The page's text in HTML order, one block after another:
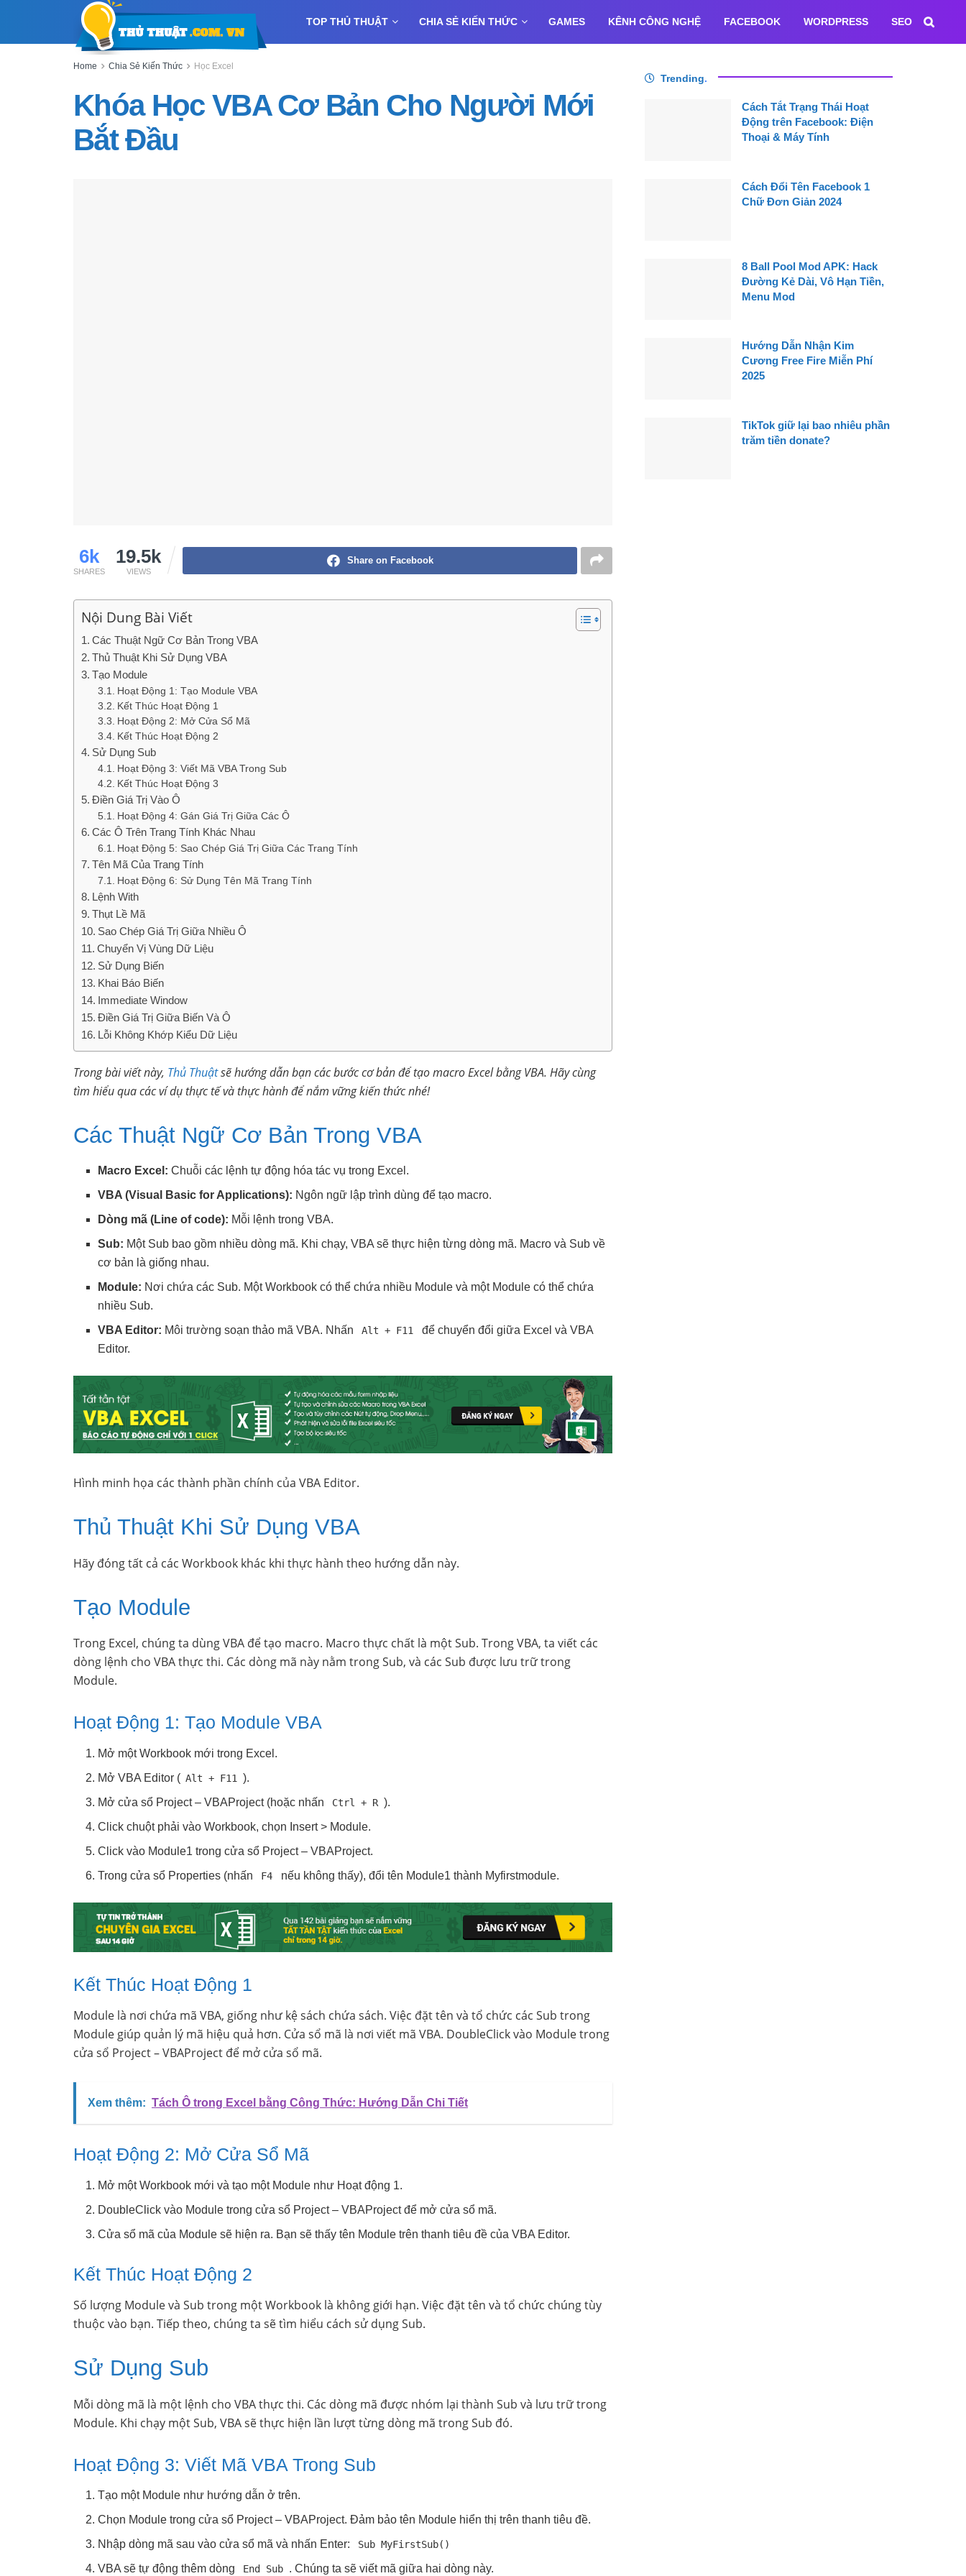
TOP THỦ THUẬT CHIA SẺ KIẾN THỨC GAMES KÊNH CÔNG NGHỆ FACEBOOK WORDPRESS SEO
Home Chia Sẻ Kiến Thức Học Excel
Khóa Học VBA Cơ Bản Cho Người Mới
Bắt Đầu
6k
SHARES
19.5k
VIEWS
Share on Facebook
Nội Dung Bài Viết
Các Thuật Ngữ Cơ Bản Trong VBA
Thủ Thuật Khi Sử Dụng VBA
Tạo Module
Hoạt Động 1: Tạo Module VBA
Kết Thúc Hoạt Động 1
Hoạt Động 2: Mở Cửa Sổ Mã
Kết Thúc Hoạt Động 2
Sử Dụng Sub
Hoạt Động 3: Viết Mã VBA Trong Sub
Kết Thúc Hoạt Động 3
Điền Giá Trị Vào Ô
Hoạt Động 4: Gán Giá Trị Giữa Các Ô
Các Ô Trên Trang Tính Khác Nhau
Hoạt Động 5: Sao Chép Giá Trị Giữa Các Trang Tính
Tên Mã Của Trang Tính
Hoạt Động 6: Sử Dụng Tên Mã Trang Tính
Lệnh With
Thụt Lề Mã
Sao Chép Giá Trị Giữa Nhiều Ô
Chuyển Vị Vùng Dữ Liệu
Sử Dụng Biến
Khai Báo Biến
Immediate Window
Điền Giá Trị Giữa Biến Và Ô
Lỗi Không Khớp Kiểu Dữ Liệu
Trong bài viết này, Thủ Thuậtsẽ hướng dẫn bạn các bước cơ bản để tạo macro Excel bằng VBA. Hãy cùng
tìm hiểu qua các ví dụ thực tế và thực hành để nắm vững kiến thức nhé!
Các Thuật Ngữ Cơ Bản Trong VBA
Macro Excel: Chuỗi các lệnh tự động hóa tác vụ trong Excel.
VBA (Visual Basic for Applications): Ngôn ngữ lập trình dùng để tạo macro.
Dòng mã (Line of code): Mỗi lệnh trong VBA.
Sub: Một Sub bao gồm nhiều dòng mã. Khi chạy, VBA sẽ thực hiện từng dòng mã. Macro và Sub về
cơ bản là giống nhau.
Module: Nơi chứa các Sub. Một Workbook có thể chứa nhiều Module và một Module có thể chứa
nhiều Sub.
VBA Editor: Môi trường soạn thảo mã VBA. Nhấn Alt + F11
để chuyển đổi giữa Excel và VBA
Editor.
Hình minh họa các thành phần chính của VBA Editor.
Thủ Thuật Khi Sử Dụng VBA
Hãy đóng tất cả các Workbook khác khi thực hành theo hướng dẫn này.
Tạo Module
Trong Excel, chúng ta dùng VBA để tạo macro. Macro thực chất là một Sub. Trong VBA, ta viết các
dòng lệnh cho VBA thực thi. Các dòng mã này nằm trong Sub, và các Sub được lưu trữ trong
Module.
Hoạt Động 1: Tạo Module VBA
Mở một Workbook mới trong Excel.
Mở VBA Editor ( Alt + F11
).
Mở cửa sổ Project – VBAProject (hoặc nhấn
Ctrl + R ).
Click chuột phải vào Workbook, chọn Insert > Module.
Click vào Module1 trong cửa sổ Project – VBAProject.
Trong cửa sổ Properties (nhấn
F4 nếu không thấy), đổi tên Module1 thành Myfirstmodule.
Kết Thúc Hoạt Động 1
Module là nơi chứa mã VBA, giống như kệ sách chứa sách. Việc đặt tên và tổ chức các Sub trong
Module giúp quản lý mã hiệu quả hơn. Cửa sổ mã là nơi viết mã VBA. DoubleClick vào Module trong
cửa sổ Project – VBAProject để mở cửa sổ mã.
Xem thêm: Tách Ô trong Excel bằng Công Thức: Hướng Dẫn Chi Tiết
Hoạt Động 2: Mở Cửa Sổ Mã
Mở một Workbook mới và tạo một Module như Hoạt động 1.
DoubleClick vào Module trong cửa sổ Project – VBAProject để mở cửa sổ mã.
Cửa sổ mã của Module sẽ hiện ra. Bạn sẽ thấy tên Module trên thanh tiêu đề của VBA Editor.
Kết Thúc Hoạt Động 2
Số lượng Module và Sub trong một Workbook là không giới hạn. Việc đặt tên và tổ chức chúng tùy
thuộc vào bạn. Tiếp theo, chúng ta sẽ tìm hiểu cách sử dụng Sub.
Sử Dụng Sub
Mỗi dòng mã là một lệnh cho VBA thực thi. Các dòng mã được nhóm lại thành Sub và lưu trữ trong
Module. Khi chạy một Sub, VBA sẽ thực hiện lần lượt từng dòng mã trong Sub đó.
Hoạt Động 3: Viết Mã VBA Trong Sub
Tạo một Module như hướng dẫn ở trên.
Chọn Module trong cửa sổ Project – VBAProject. Đảm bảo tên Module hiển thị trên thanh tiêu đề.
Nhập dòng mã sau vào cửa sổ mã và nhấn Enter:
Sub MyFirstSub()
VBA sẽ tự động thêm dòng End Sub . Chúng ta sẽ viết mã giữa hai dòng này.
Trending.
Cách Tắt Trạng Thái Hoạt
Động trên Facebook: Điện
Thoại & Máy Tính
Cách Đổi Tên Facebook 1
Chữ Đơn Giản 2024
8 Ball Pool Mod APK: Hack
Đường Kẻ Dài, Vô Hạn Tiền,
Menu Mod
Hướng Dẫn Nhận Kim
Cương Free Fire Miễn Phí
2025
TikTok giữ lại bao nhiêu phần
trăm tiền donate?